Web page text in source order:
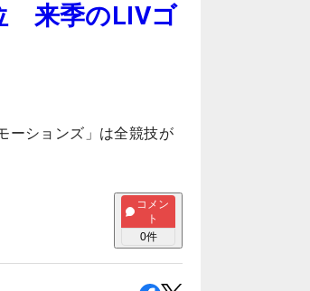
来季のLIVゴ
ーションズ」は全競技が
コメン
ト
0件